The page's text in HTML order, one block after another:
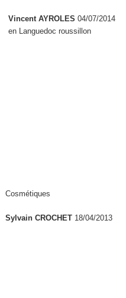
Vincent AYROLES 04/07/2014
en Languedoc roussillon
Cosmétiques
Sylvain CROCHET 18/04/2013